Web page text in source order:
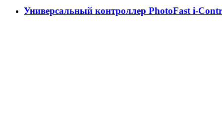
Универсальный контроллер PhotoFast i-